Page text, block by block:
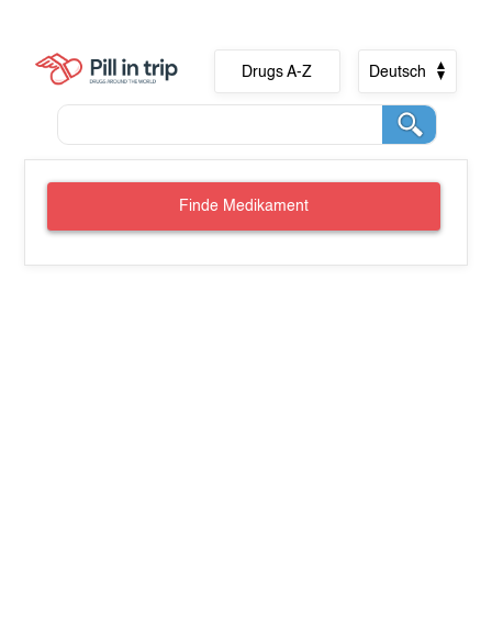
Drugs A-Z Deutsch
Finde Medikament